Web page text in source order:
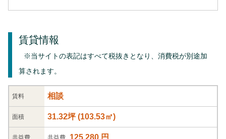
賃貸情報
※当サイトの表記はすべて税抜きとなり、消費税が別途加
算されます。
賃料 相談
面積 31.32坪(103.53㎡)
共益費 共益費 125,280 円